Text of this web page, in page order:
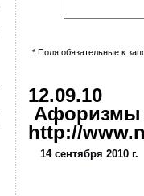
* Поля обязательные к
12.09.10
Афоризмы
http://
14 сентября 2010 г.